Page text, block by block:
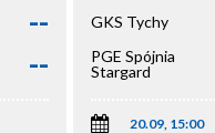
--
--
GKS Tychy
PGE Spójnia
Stargard
20.09, 15:00